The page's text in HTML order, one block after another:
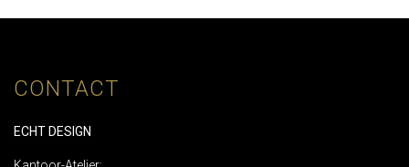
CONTACT
ECHT DESIGN